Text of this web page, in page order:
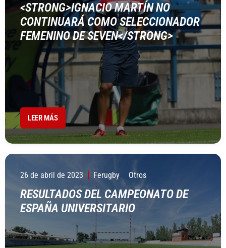
<STRONG>IGNACIO MARTÍN NO
CONTINUARÁ COMO SELECCIONADOR
FEMENINO DE SEVEN</STRONG>
LEER MÁS
26 de abril de 2023 Ferugby Otros
RESULTADOS DEL CAMPEONATO DE
ESPAÑA UNIVERSITARIO